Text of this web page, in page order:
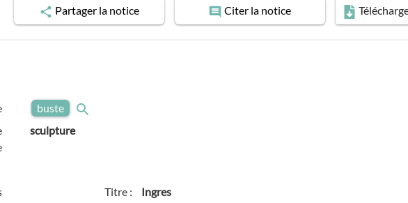
Partagerla notice Citer la notice
buste
sculpture
Titre : Ingres